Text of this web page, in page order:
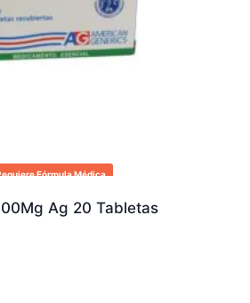
Fórmula Médica
Ag 20 Tabletas